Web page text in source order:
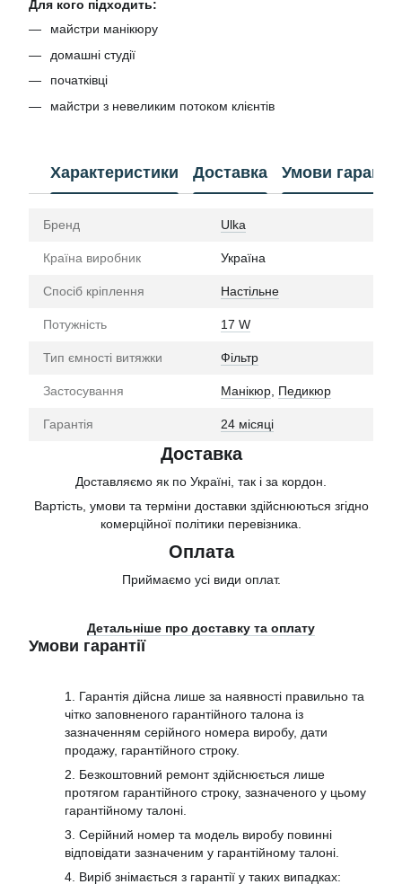
Для кого підходить:
майстри манікюру
домашні студії
початківці
майстри з невеликим потоком клієнтів
Характеристики Доставка Умови гарантії
Бренд Ulka
Країна виробник Україна
Спосіб кріплення Настільне
Потужність 17 W
Тип ємності витяжки Фільтр
Застосування Манікюр Педикюр
Гарантія 24 місяці
Доставка
Доставляємо як по Україні, так і за кордон.
Вартість, умови та терміни доставки здійснюються згідно
комерційної політики перевізника.
Оплата
Приймаємо усі види оплат.
Детальніше про доставку та оплату
Умови гарантії
1. Гарантія дійсна лише за наявності правильно та
чітко заповненого гарантійного талона із
зазначенням серійного номера виробу, дати
продажу, гарантійного строку.
2. Безкоштовний ремонт здійснюється лише
протягом гарантійного строку, зазначеного у цьому
гарантійному талоні.
3. Серійний номер та модель виробу повинні
відповідати зазначеним у гарантійному талоні.
4. Виріб знімається з гарантії у таких випадках: